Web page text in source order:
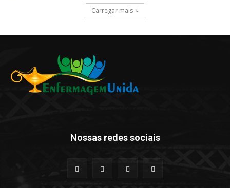
Carregar mais
Nossas redes sociais